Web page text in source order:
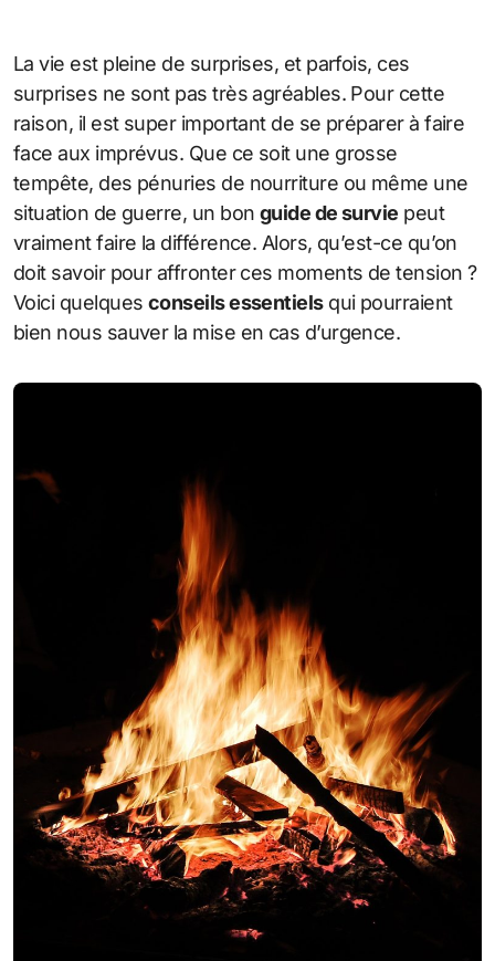
La vie est pleine de surprises, et parfois, ces
surprises ne sont pas très agréables. Pour cette
raison, il est super important de se préparer à faire
face aux imprévus. Que ce soit une grosse
tempête, des pénuries de nourriture ou même une
situation de guerre, un bon guide de survie peut
vraiment faire la différence. Alors, qu’est-ce qu’on
doit savoir pour affronter ces moments de tension ?
Voici quelques conseils essentielsqui pourraient
bien nous sauver la mise en cas d’urgence.